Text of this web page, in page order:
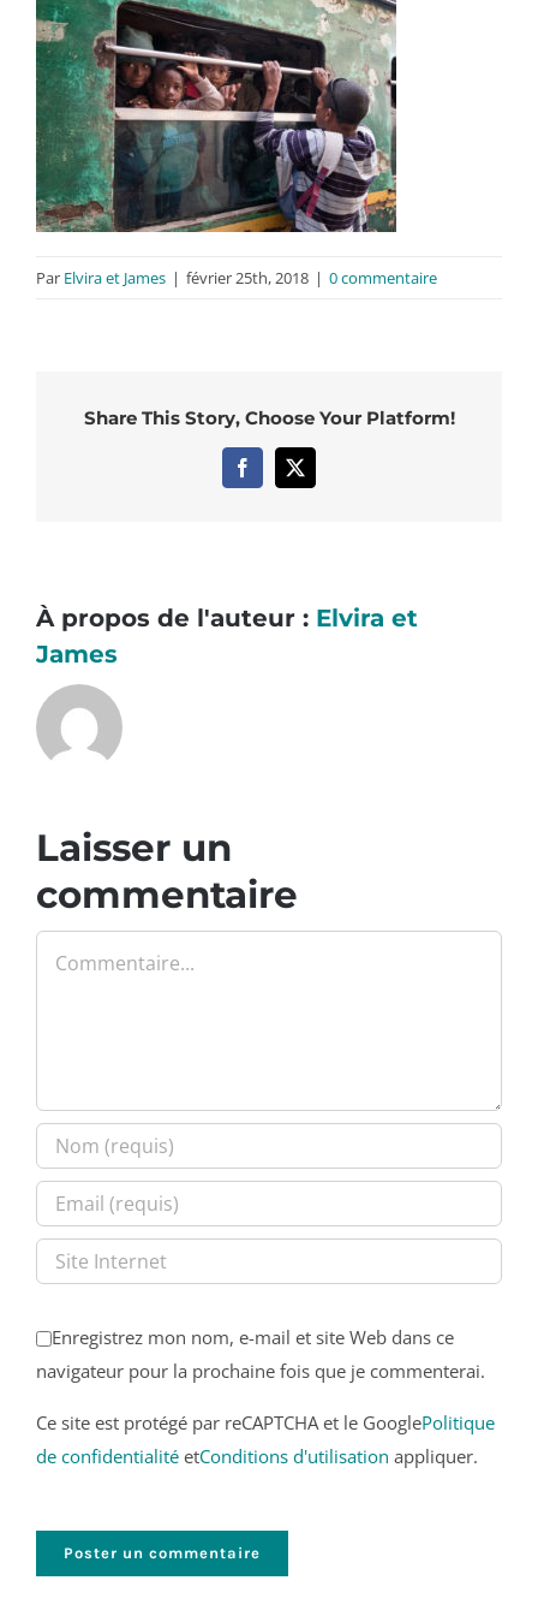
Par Elvira et James | février 25th, 2018 | 0 commentaire
Share This Story, Choose Your Platform!
Facebook
X
À propos de l'auteur : Elvira et
James
Laisser un
commentaire
Enregistrez mon nom, e-mail et site Web dans ce
navigateur pour la prochaine fois que je commenterai.
Ce site est protégé par reCAPTCHA et le GooglePolitique
de confidentialité etConditions d'utilisation appliquer.